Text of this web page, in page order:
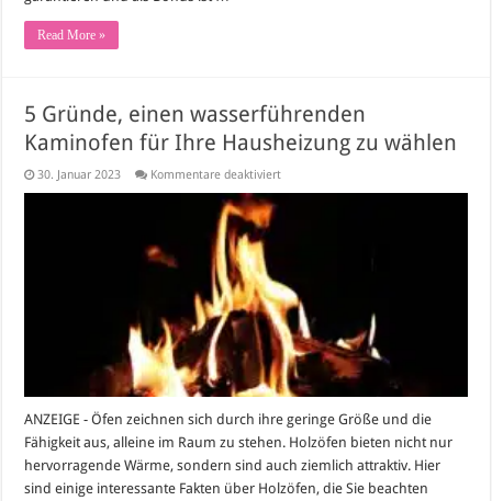
Read More »
5 Gründe, einen wasserführenden
Kaminofen für Ihre Hausheizung zu wählen
30. Januar 2023 Kommentare deaktiviertfür
Hausheizung
zu
wählen
ANZEIGE - Öfen zeichnen sich durch ihre geringe Größe und die
Fähigkeit aus, alleine im Raum zu stehen. Holzöfen bieten nicht nur
hervorragende Wärme, sondern sind auch ziemlich attraktiv. Hier
sind einige interessante Fakten über Holzöfen, die Sie beachten